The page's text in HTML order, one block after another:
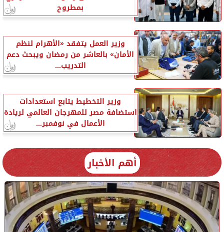
بمطروح
وزير العمل يتفقد «الأهرام لنظم
الأمان» بالعاشر من رمضان ويبحث دعم
التدريب...
وزير التخطيط يتابع استعدادات
استضافة مصر للمهرجان العالمي لريادة
الأعمال في نوفمبر...
أهم الأخبار